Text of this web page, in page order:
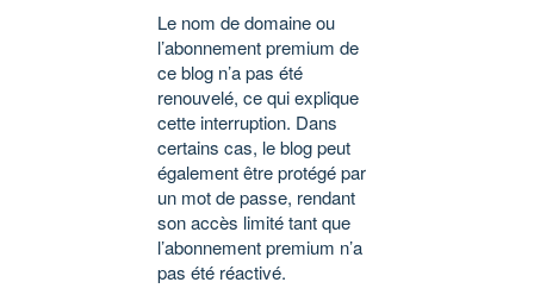
Le nom de domaine ou
l’abonnement premium de
ce blog n’a pas été
renouvelé, ce qui explique
cette interruption. Dans
certains cas, le blog peut
également être protégé par
un mot de passe, rendant
son accès limité tant que
l’abonnement premium n’a
pas été réactivé.